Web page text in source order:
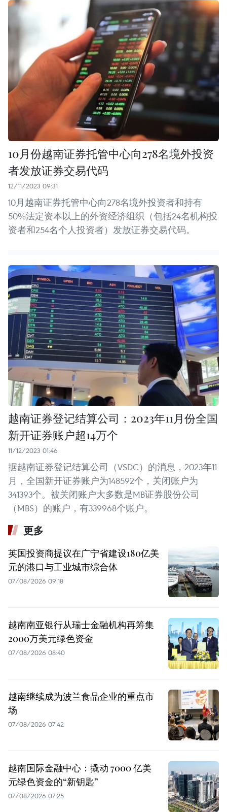
10月份越南证券托管中心向278名境外投资
者发放证券交易代码
12/11/2023 09:31
10月越南证券托管中心向278名境外投资者和持有
50%法定资本以上的外资经济组织（包括24名机构投
资者和254名个人投资者）发放证券交易代码。
越南证券登记结算公司：2023年11月份全国
新开证券账户超14万个
11/12/2023 01:46
据越南证券登记结算公司（VSDC）的消息，2023年11
月，全国新开证券账户为148592个，关闭账户为
341393个。被关闭账户大多数是MB证券股份公司
（MBS）的账户，有339968个账户。
更多
英国投资商提议在广宁省建设180亿美
元的港口与工业城市综合体
07/08/2026 09:18
越南南亚银行从瑞士金融机构再筹集
2000万美元绿色资金
07/08/2026 08:40
越南继续成为波兰食品企业的重点市
场
07/08/2026 07:42
越南国际金融中心：撬动 7000 亿美
元绿色资金的“新钥匙”
07/08/2026 07:25